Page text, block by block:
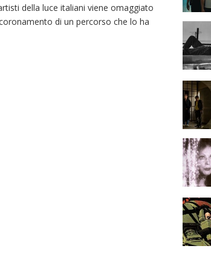
della luce italiani viene omaggiato
di un percorso che lo ha